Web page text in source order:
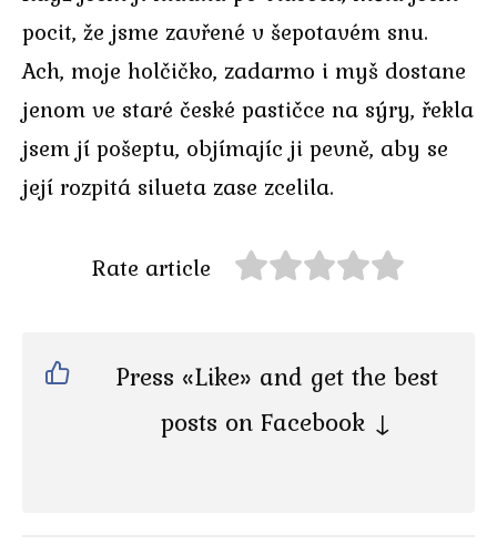
pocit, že jsme zavřené v šepotavém snu.
Ach, moje holčičko, zadarmo i myš dostane
jenom ve staré české pastičce na sýry, řekla
jsem jí pošeptu, objímajíc ji pevně, aby se
její rozpitá silueta zase zcelila.
Rate article
Press «Like» and get the best
posts on Facebook ↓